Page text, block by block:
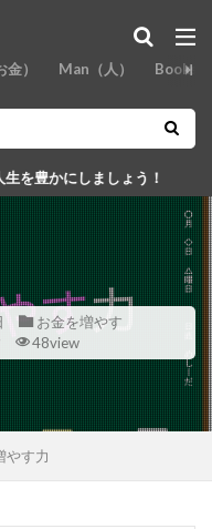
） Man（人） Books
！
お金を増やす
48view
やす力